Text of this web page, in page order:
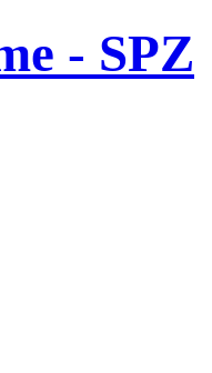
- SPZ